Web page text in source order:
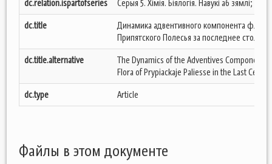
dc.relation.ispartofseries
Серыя 5. Хімія. Біялогія. Навукі аб зямлі;
dc.title
Динамика адвентивного компонента флоры
Припятского Полесья за последнее
dc.title.alternative
The Dynamics of the Adventives Component of
Flora of Prypiackaje Paliesse in the Last
dc.type
Article
Файлы в этом документе